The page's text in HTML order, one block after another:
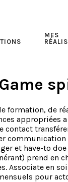
MES
formation, de
appropriées
et have-to
prend en
Associate en
pour